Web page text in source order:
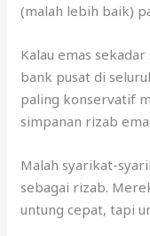
(malah lebih baik)
Kalau emas
bank pusat di
paling konservatif
simpanan rizab
Malah syarikat-
sebagai rizab.
untung cepat, tapi